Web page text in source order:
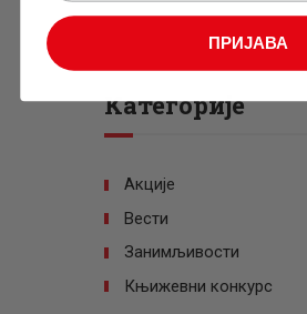
Категорије
Акције
Вести
Занимљивости
Књижевни конкурс
ПРИЈАВА